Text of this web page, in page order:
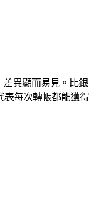
異顯而易見。比銀
表每次轉帳都能獲得